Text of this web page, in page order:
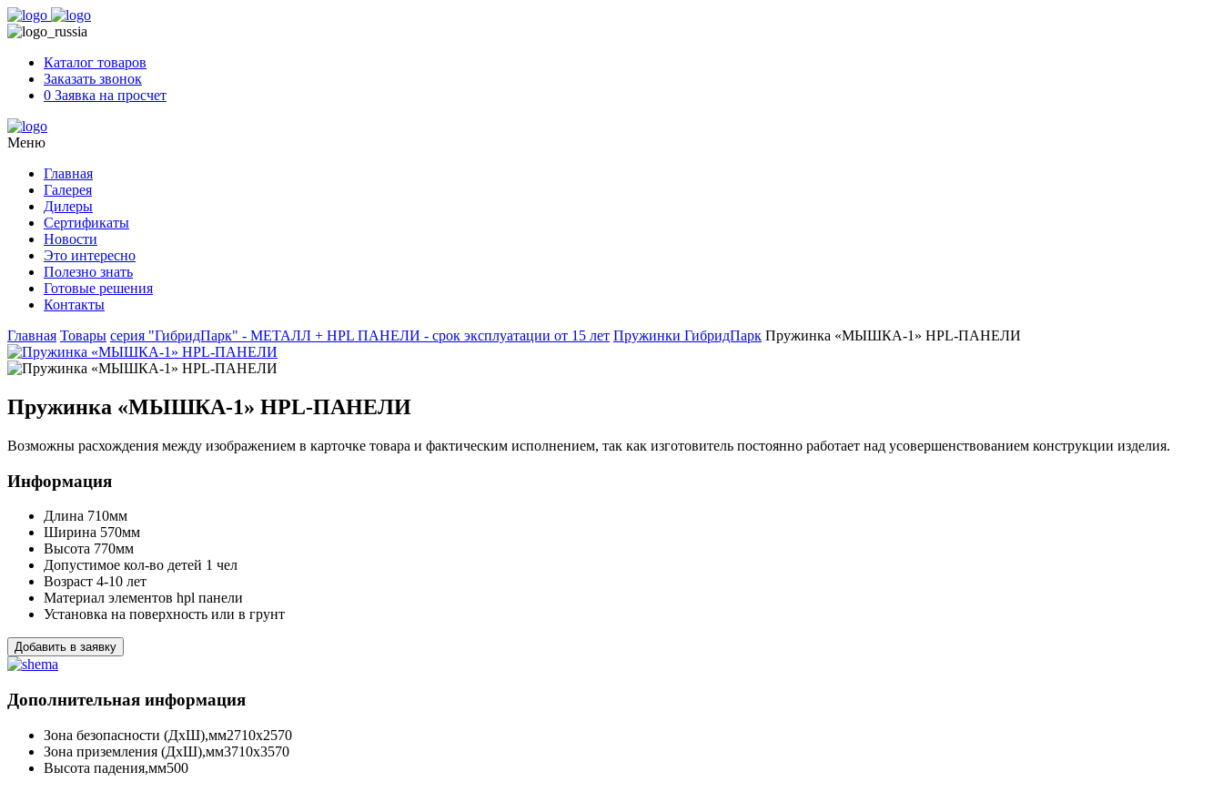
Skip
to
Каталог товаров
Заказать звонок
0 Заявка на просчет
Меню
Главная
Галерея
Дилеры
Сертификаты
Новости
Это интересно
Полезно знать
Готовые решения
Контакты
Главная Товары серия "ГибридПарк" - МЕТАЛЛ + HPL ПАНЕЛИ - срок эксплуатации от 15 лет Пружинки ГибридПарк Пружинка «МЫШКА-1» HPL-ПАНЕЛИ
Пружинка «МЫШКА-1» HPL-ПАНЕЛИ
Возможны расхождения между изображением в карточке товара и фактическим исполнением, так как изготовитель постоянно работает над усовершенствованием конструкции изделия.
Информация
Длина 710мм
Ширина 570мм
Высота 770мм
Допустимое кол-во детей 1 чел
Возраст 4-10 лет
Материал элементов hpl панели
Установка на поверхность или в грунт
Добавить в заявку
Дополнительная информация
Зона безопасности (ДхШ),мм2710х2570
Зона приземления (ДхШ),мм3710х3570
Высота падения,мм500